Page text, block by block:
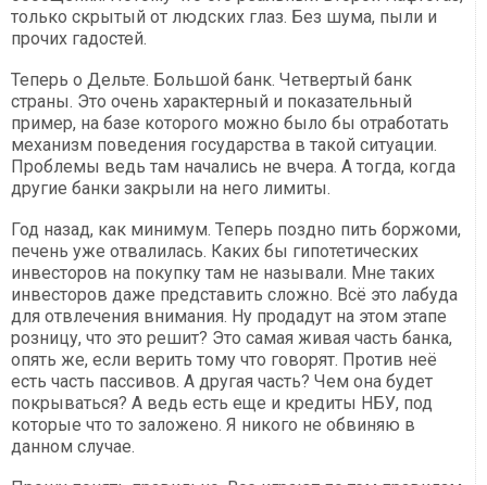
только скрытый от людских глаз. Без шума, пыли и
прочих гадостей.
Теперь о Дельте. Большой банк. Четвертый банк
страны. Это очень характерный и показательный
пример, на базе которого можно было бы отработать
механизм поведения государства в такой ситуации.
Проблемы ведь там начались не вчера. А тогда, когда
другие банки закрыли на него лимиты.
Год назад, как минимум. Теперь поздно пить боржоми,
печень уже отвалилась. Каких бы гипотетических
инвесторов на покупку там не называли. Мне таких
инвесторов даже представить сложно. Всё это лабуда
для отвлечения внимания. Ну продадут на этом этапе
розницу, что это решит? Это самая живая часть банка,
опять же, если верить тому что говорят. Против неё
есть часть пассивов. А другая часть? Чем она будет
покрываться? А ведь есть еще и кредиты НБУ, под
которые что то заложено. Я никого не обвиняю в
данном случае.